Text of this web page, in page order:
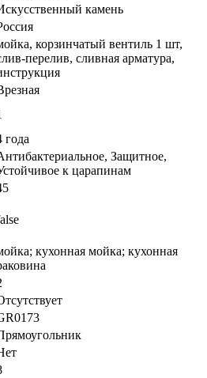
камень
корзинчатый вентиль 1 шт,
перелив, сливная арматура,
года
Защитное,
к царапинам
кухонная мойка; кухонная